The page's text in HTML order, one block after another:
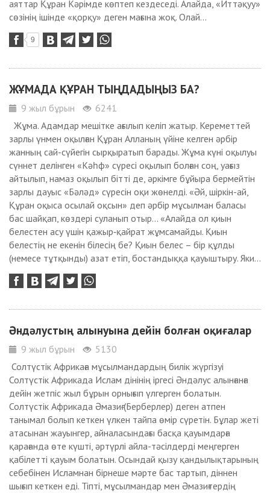
аяттар Құран Кәрімде көптеп кездеседі. Алайда, «Иттәқуу»
сөзінің ішінде «қорқу» деген мағына жоқ. Олай...
9
ЖҰМАДА ҚҰРАН ТЫҢДАДЫҢЫЗ БА?
9 жыл бұрын
6241
Жұма. Адамдар мешітке ағылып келіп жатыр. Кереметтей
зарлы үнмен оқылған Құран Алланың үйіне келген әрбір
жанның сай-сүйегін сырқыратып барады. Жұма күні оқылуы
сүннет делінген «Кәһф» сүресі оқылып болған соң, уағыз
айтылып, намаз оқылып бітті де, әркімге бұйыра бермейтін
зарлы дауыс «Бәләд» сүресін оқи жөнелді. «Әй, шіркін-ай,
Құран оқыса осылай оқсын» деп әрбір мұсылман баласы
бас шайқап, көздері суланып отыр... «Алайда ол қиын
белестен асу үшін қажыр‑қайрат жұмсамайды. Қиын
белестің не екенін білесің бе? Қиын белес – бір құлды
(немесе тұтқынды) азат етіп, бостандыққа қауыштыру. Яки...
Әндәлустың алынуына дейін болған оқиғалар
9 жыл бұрын
5130
Солтүстік Африкаға мұсылмандардың билік жүргізуі
Солтүстік Африкада Ислам дінінің іргесі Әндәлус алынғанға
дейін жетпіс жыл бұрын орнығып үлгерген болатын.
Солтүстік Африкада Әмазиғ (Берберлер) деген атпен
танымал болып кеткен үлкен тайпа өмір сүретін. Бұлар жеті
атасынан жауынгер, айналасындағы басқа қауымдарға
қарағанда өте күшті, әртүрлі айла-тәсілдерді меңгерген
қабілетті қауым болатын. Осындай қызу қандылықтарының
себебінен Исламнан бірнеше мәрте бас тартып, діннен
шығып кеткен еді. Тіпті, мұсылмандар мен Әмазиғтердің